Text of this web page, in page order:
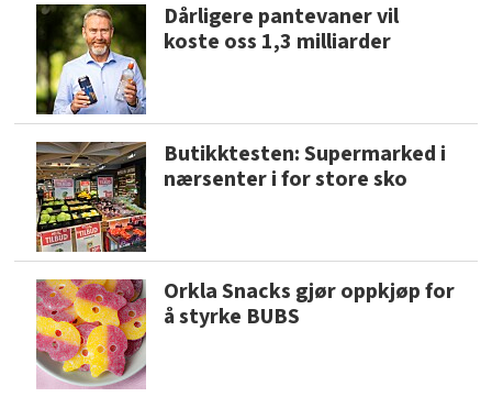
Dårligere pantevaner vil
koste oss 1,3 milliarder
Butikktesten: Supermarked i
nærsenter i for store sko
Orkla Snacks gjør oppkjøp for
å styrke BUBS